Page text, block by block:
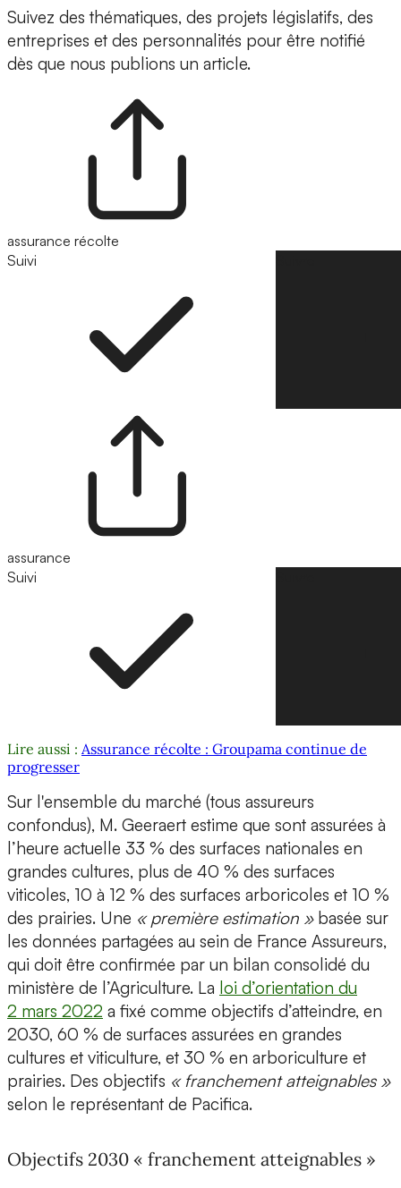
Suivez des thématiques, des projets législatifs, des
entreprises et des personnalités pour être notifié
dès que nous publions un article.
assurance récolte
Suivi
assurance
Suivi
Lire aussi : Assurance récolte : Groupama continue de
progresser
Sur l'ensemble du marché (tous assureurs
confondus), M. Geeraert estime que sont assurées à
l’heure actuelle 33 % des surfaces nationales en
grandes cultures, plus de 40 % des surfaces
viticoles, 10 à 12 % des surfaces arboricoles et 10 %
des prairies. Une « première estimation »basée sur
les données partagées au sein de France Assureurs,
qui doit être confirmée par un bilan consolidé du
ministère de l’Agriculture. La loi d’orientation du
2 mars 2022 a fixé comme objectifs d’atteindre, en
2030, 60 % de surfaces assurées en grandes
cultures et viticulture, et 30 % en arboriculture et
prairies. Des objectifs « franchement atteignables »
selon le représentant de Pacifica.
Objectifs 2030 « franchement atteignables »